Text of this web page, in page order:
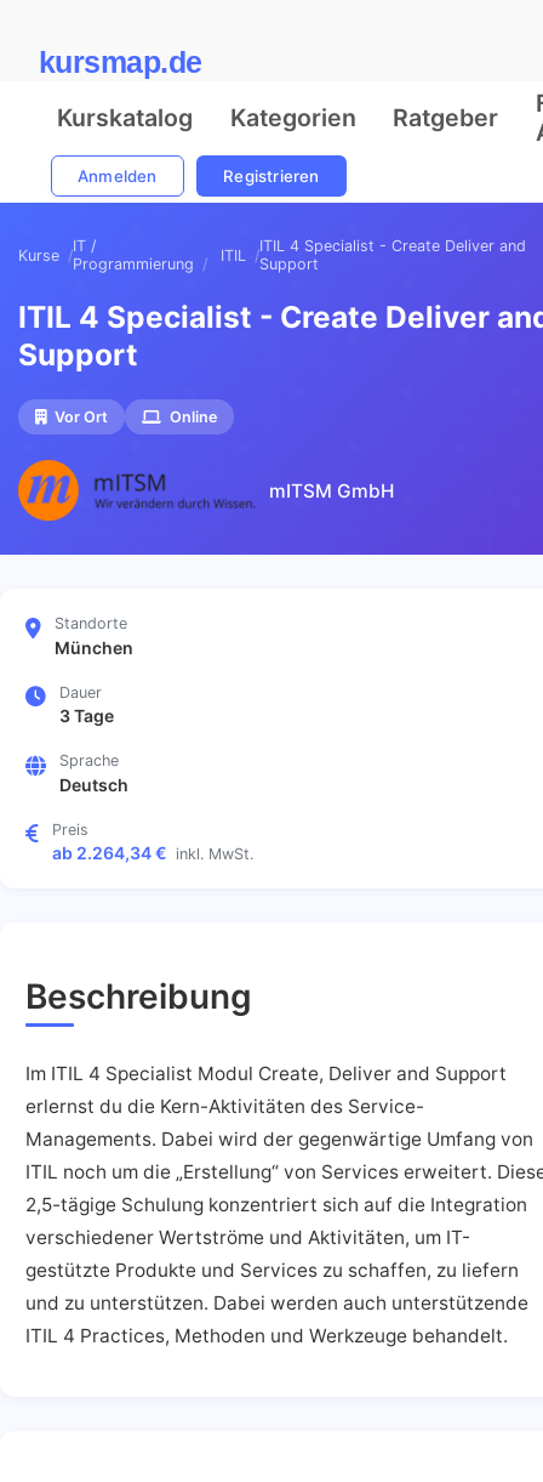
kursmap.de
Kurskatalog Kategorien Ratgeber
Anmelden Registrieren
Kurse
IT /
Programmierung
ITIL
ITIL 4 Specialist - Create Deliver and
Support
ITIL 4 Specialist - Create Deliver
Support
Vor Ort Online
mITSM GmbH
Standorte
München
Dauer
3 Tage
Sprache
Deutsch
Preis
ab 2.264,34 € inkl. MwSt.
Beschreibung
Im ITIL 4 Specialist Modul Create, Deliver and Support
erlernst du die Kern-Aktivitäten des Service-
Managements. Dabei wird der gegenwärtige Umfang von
ITIL noch um die „Erstellung“ von Services erweitert.
2,5-tägige Schulung konzentriert sich auf die Integration
verschiedener Wertströme und Aktivitäten, um IT-
gestützte Produkte und Services zu schaffen, zu liefern
und zu unterstützen. Dabei werden auch unterstützende
ITIL 4 Practices, Methoden und Werkzeuge behandelt.